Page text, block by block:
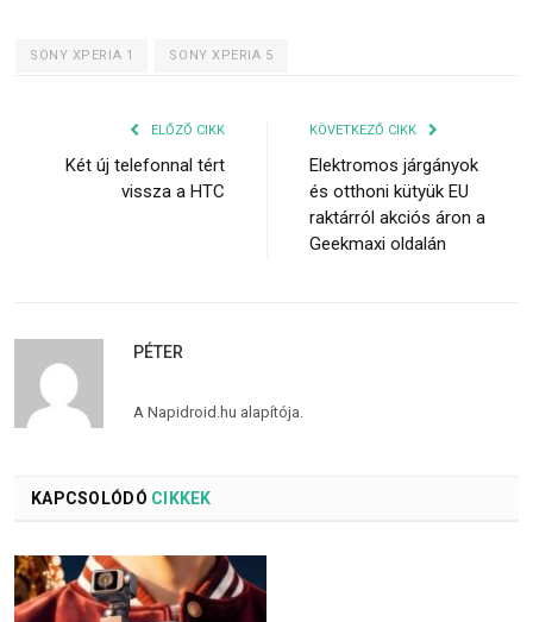
SONY XPERIA 1 SONY XPERIA 5
ELŐZŐ CIKK
Két új telefonnal tért
vissza a HTC
KÖVETKEZŐ CIKK
Elektromos járgányok
és otthoni kütyük EU
raktárról akciós áron a
Geekmaxi oldalán
PÉTER
A Napidroid.hu alapítója.
KAPCSOLÓDÓ CIKKEK